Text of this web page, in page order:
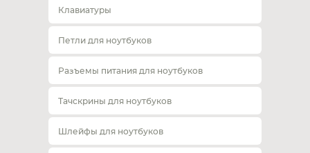
Клавиатуры
Петли для ноутбуков
Разъемы питания для ноутбуков
Тачскрины для ноутбуков
Шлейфы для ноутбуков